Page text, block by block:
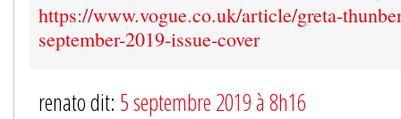
https://www.vogue.co.uk/article/greta-
september-2019-issue-cover
renato dit: 5 septembre 2019 à 8h16